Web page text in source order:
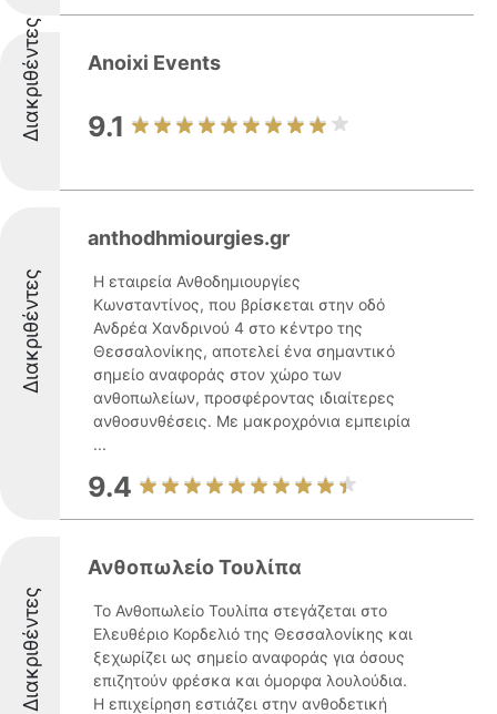
Διακριθέντες Anoixi Events
9.1
Διακριθέντες
anthodhmiourgies.gr
Η εταιρεία Ανθοδημιουργίες
Κωνσταντίνος, που βρίσκεται στην οδό
Ανδρέα Χανδρινού 4 στο κέντρο της
Θεσσαλονίκης, αποτελεί ένα σημαντικό
σημείο αναφοράς στον χώρο των
ανθοπωλείων, προσφέροντας ιδιαίτερες
ανθοσυνθέσεις. Με μακροχρόνια εμπειρία
...
9.4
Διακριθέντες
Ανθοπωλείο Τουλίπα
Το Ανθοπωλείο Τουλίπα στεγάζεται στο
Ελευθέριο Κορδελιό της Θεσσαλονίκης και
ξεχωρίζει ως σημείο αναφοράς για όσους
επιζητούν φρέσκα και όμορφα λουλούδια.
Η επιχείρηση εστιάζει στην ανθοδετική